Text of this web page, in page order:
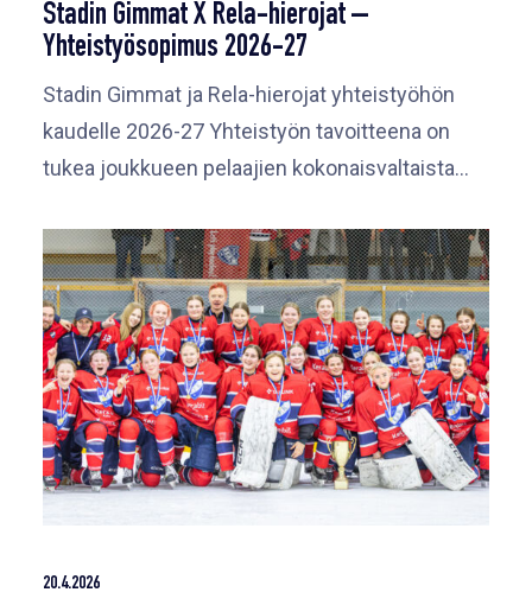
Stadin Gimmat X Rela-hierojat –
Yhteistyösopimus 2026-27
Stadin Gimmat ja Rela-hierojat yhteistyöhön
kaudelle 2026-27 Yhteistyön tavoitteena on
tukea joukkueen pelaajien kokonaisvaltaista…
20.4.2026